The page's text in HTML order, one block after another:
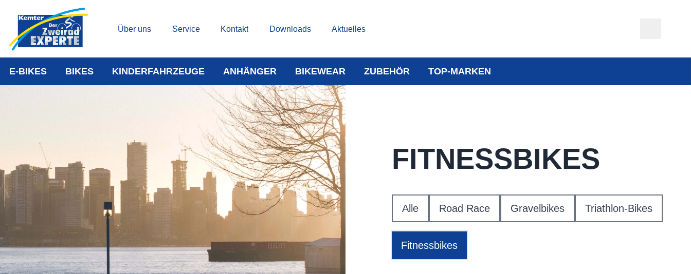
Über uns Service Kontakt Downloads Aktuelles
E-BIKES BIKES KINDERFAHRZEUGE ANHÄNGER BIKEWEAR ZUBEHÖR TOP-MARKEN
FITNESSBIKES
Alle Road Race Gravelbikes Triathlon-Bikes
Fitnessbikes